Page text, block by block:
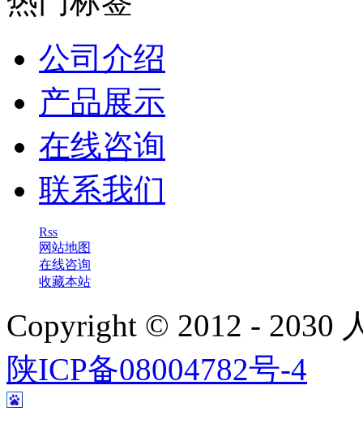
公司介绍
产品展示
在线咨询
联系我们
Rss
网站地图
在线咨询
收藏本站
Copyright © 2012 - 2030
陕ICP备08004782号-4